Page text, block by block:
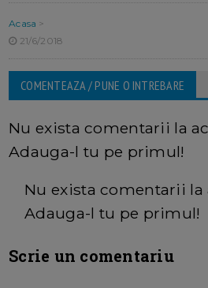
Acasa >
21/6/2018
COMENTEAZA / PUNE O INTREBARE
Nu exista comentarii la
Adauga-l tu pe primul!
Nu exista comentarii la
Adauga-l tu pe primul!
Scrie un comentariu